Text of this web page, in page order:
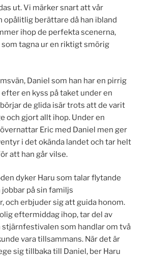
ut. Vi märker snart att vår
opålitlig berättare då han ibland
ihop de perfekta scenerna,
som tagna ur en riktigt smörig
Daniel som han har en pirrig
en kyss på taket under en
de glida isär trots att de varit
och gjort allt ihop. Under en
Eric med Daniel men ger
i det okända landet och tar helt
att han går vilse.
dyker Haru som talar flytande
jobbar på sin familjs
och erbjuder sig att guida honom.
eftermiddag ihop, tar del av
stjärnfestivalen som handlar om två
vara tillsammans. När det är
sig tillbaka till Daniel, ber Haru